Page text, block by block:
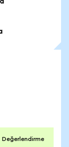
Değerlendirme